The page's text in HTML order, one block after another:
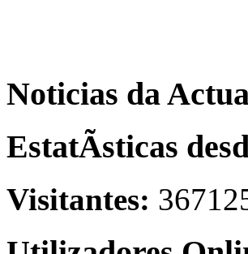
Noticias da
EstatÃ­sticas
Visitantes: